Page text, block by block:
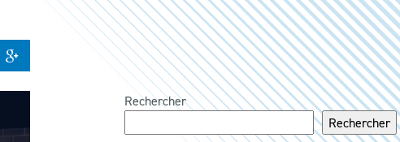
Rechercher
Rechercher